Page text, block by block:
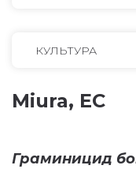
КУЛЬТУРА
Miura, EC
Граминицид